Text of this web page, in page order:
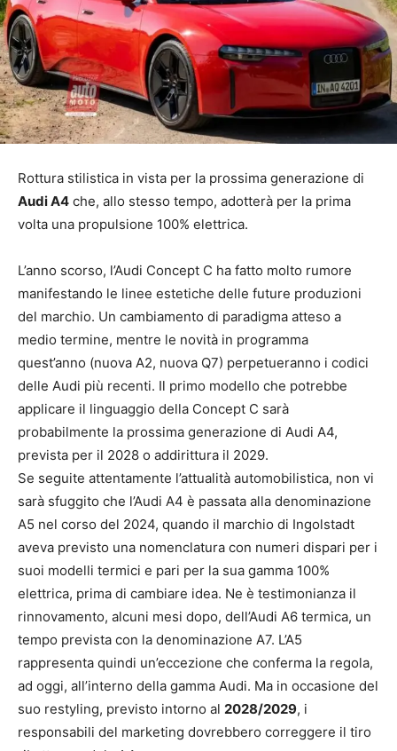
Rottura stilistica in vista per la prossima generazione di
Audi A4 che, allo stesso tempo, adotterà per la prima
volta una propulsione 100% elettrica.
L’anno scorso, l’Audi Concept C ha fatto molto rumore
manifestando le linee estetiche delle future produzioni
del marchio. Un cambiamento di paradigma atteso a
medio termine, mentre le novità in programma
quest’anno (nuova A2, nuova Q7) perpetueranno i codici
delle Audi più recenti. Il primo modello che potrebbe
applicare il linguaggio della Concept C sarà
probabilmente la prossima generazione di Audi A4,
prevista per il 2028 o addirittura il 2029.
Se seguite attentamente l’attualità automobilistica, non vi
sarà sfuggito che l’Audi A4 è passata alla denominazione
A5 nel corso del 2024, quando il marchio di Ingolstadt
aveva previsto una nomenclatura con numeri dispari per i
suoi modelli termici e pari per la sua gamma 100%
elettrica, prima di cambiare idea. Ne è testimonianza il
rinnovamento, alcuni mesi dopo, dell’Audi A6 termica, un
tempo prevista con la denominazione A7. L’A5
rappresenta quindi un’eccezione che conferma la regola,
ad oggi, all’interno della gamma Audi. Ma in occasione del
suo restyling, previsto intorno al 2028/2029, i
responsabili del marketing dovrebbero correggere il tiro